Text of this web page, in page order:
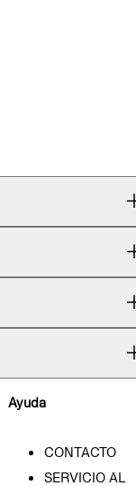
Ayuda
CONTACTO
SERVICIO AL